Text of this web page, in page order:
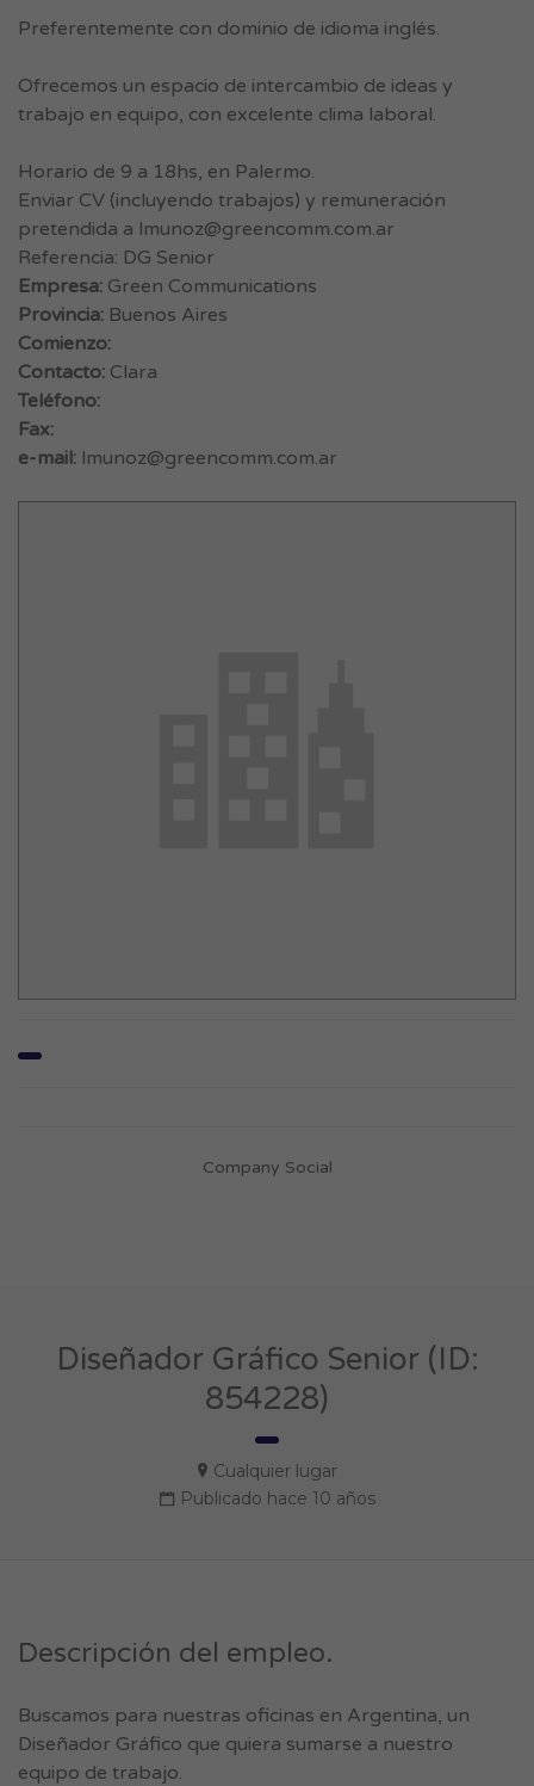
Preferentemente con dominio de idioma inglés.
Ofrecemos un espacio de intercambio de ideas y
trabajo en equipo, con excelente clima laboral.
Horario de 9 a 18hs, en Palermo.
Enviar CV (incluyendo trabajos) y remuneración
pretendida a lmunoz@greencomm.com.ar
Referencia: DG Senior
Empresa: Green Communications
Provincia: Buenos Aires
Comienzo:
Contacto: Clara
Teléfono:
Fax:
e-mail: lmunoz@greencomm.com.ar
Company Social
Diseñador Gráfico Senior (ID:
854228)
Cualquier lugar
Publicado hace 10 años
Descripción del empleo.
Buscamos para nuestras oficinas en Argentina, un
Diseñador Gráfico que quiera sumarse a nuestro
equipo de trabajo.